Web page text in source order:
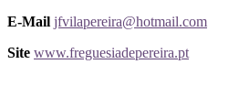
E-Mail jfvilapereira@hotmail.com
Site www.freguesiadepereira.pt